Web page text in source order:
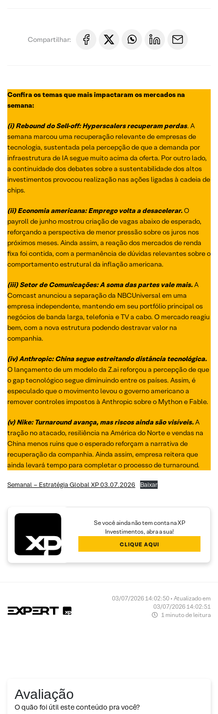
Compartilhar:
Confira os temas que mais impactaram os mercados na
semana:
(i)Rebound do Sell-off: Hyperscalers recuperam perdas. A
semana marcou uma recuperação relevante de empresas de
tecnologia, sustentada pela percepção de que a demanda por
infraestrutura de IA segue muito acima da oferta. Por outro lado,
a continuidade dos debates sobre a sustentabilidade dos altos
investimentos provocou realização nas ações ligadas à cadeia de
chips.
(ii)Economia americana: Emprego volta a desacelerar.O
payroll de junho mostrou criação de vagas abaixo de esperado,
reforçando a perspectiva de menor pressão sobre os juros nos
próximos meses. Ainda assim, a reação dos mercados de renda
fixa foi contida, com a permanência de dúvidas relevantes sobre o
comportamento estrutural da inflação americana.
(iii) Setor de Comunicações: A soma das partes vale mais.A
Comcast anunciou a separação da NBCUniversal em uma
empresa independente, mantendo em seu portfólio principal os
negócios de banda larga, telefonia e TV a cabo. O mercado reagiu
bem, com a nova estrutura podendo destravar valor na
companhia.
(iv)Anthropic: China segue estreitando distância tecnológica.
O lançamento de um modelo da Z.ai reforçou a percepção de que
o gap tecnológico segue diminuindo entre os países. Assim, é
especulado que o movimento levou o governo americano a
remover controles impostos à Anthropic sobre o Mython e Fable.
(v) Nike: Turnaround avança, mas riscos ainda são visíveis.A
tração no atacado, resiliência na América do Norte e vendas na
China menos ruins que o esperado reforçam a narrativa de
recuperação da companhia. Ainda assim, empresa reitera que
ainda levará tempo para completar o processo de turnaround.
Semanal – Estratégia Global XP 03.07.2026 Baixar
Se você ainda não tem conta na XP
Investimentos, abra a sua!
CLIQUE AQUI
03/07/2026 14:02:50 • Atualizado em
03/07/2026 14:02:51
1 minuto de leitura
Avaliação
O quão foi útil este conteúdo pra você?